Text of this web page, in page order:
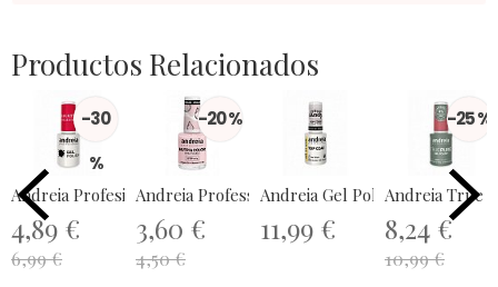
Productos Relacionados
-30
%
Andreia Profesional Gel Polish...
4,89 €
6,99 €
-20 %
Andreia Professional Nutricolor...
3,60 €
4,50 €
Andreia Gel Polish All in One
11,99 €
-25 %
Andreia True
8,24 €
10,99 €